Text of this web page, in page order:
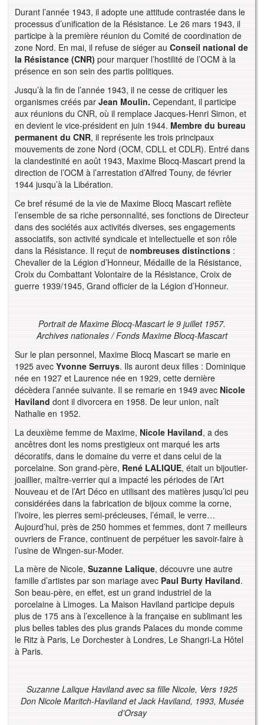
Durant l’année 1943, il adopte une attitude contrastée dans le
processus d’unification de la Résistance. Le 26 mars 1943, il
participe à la première réunion du Comité de coordination de
zone Nord. En mai, il refuse de siéger au Conseil national de
la Résistance (CNR) pour marquer l’hostilité de l’OCM à la
présence en son sein des partis politiques.
Jusqu’à la fin de l’année 1943, il ne cesse de critiquer les
organismes créés par Jean Moulin. Cependant, il participe
aux réunions du CNR, où il remplace Jacques-Henri Simon, et
en devient le vice-président en juin 1944. Membre du bureau
permanent du CNR, il représente les trois principaux
mouvements de zone Nord (OCM, CDLL et CDLR). Entré dans
la clandestinité en août 1943, Maxime Blocq-Mascart prend la
direction de l’OCM à l’arrestation d’Alfred Touny, de février
1944 jusqu’à la Libération.
Ce bref résumé de la vie de Maxime Blocq Mascart reflète
l’ensemble de sa riche personnalité, ses fonctions de Directeur
dans des sociétés aux activités diverses, ses engagements
associatifs, son activité syndicale et intellectuelle et son rôle
dans la Résistance. Il reçut de nombreuses distinctions :
Chevalier de la Légion d’Honneur, Médaille de la Résistance,
Croix du Combattant Volontaire de la Résistance, Croix de
guerre 1939/1945, Grand officier de la Légion d’Honneur.
Portrait de Maxime Blocq-Mascart le 9 juillet 1957.
Archives nationales / Fonds Maxime Blocq-Mascart
Sur le plan personnel, Maxime Blocq Mascart se marie en
1925 avec Yvonne Serruys. Ils auront deux filles : Dominique
née en 1927 et Laurence née en 1929, cette dernière
décèdera l’année suivante. Il se remarie en 1949 avec Nicole
Haviland dont il divorcera en 1958. De leur union, naît
Nathalie en 1952.
La deuxième femme de Maxime, Nicole Haviland, a des
ancêtres dont les noms prestigieux ont marqué les arts
décoratifs, dans le domaine du verre et dans celui de la
porcelaine. Son grand-père, René LALIQUE, était un bijoutier-
joaillier, maître-verrier qui a impacté les périodes de l’Art
Nouveau et de l’Art Déco en utilisant des matières jusqu’ici peu
considérées dans la fabrication de bijoux comme la corne,
l’ivoire, les pierres semi-précieuses, l’émail, le verre…
Aujourd’hui, près de 250 hommes et femmes, dont 7 meilleurs
ouvriers de France, continuent de perpétuer les savoir-faire à
l’usine de Wingen-sur-Moder.
La mère de Nicole, Suzanne Lalique, découvre une autre
famille d’artistes par son mariage avec Paul Burty Haviland.
Son beau-père, en effet, est un grand industriel de la
porcelaine à Limoges. La Maison Haviland participe depuis
plus de 175 ans à l’excellence à la française en sublimant les
plus belles tables des plus grands Palaces du monde comme
le Ritz à Paris, Le Dorchester à Londres, Le Shangri-La Hôtel
à Paris.
Suzanne Lalique Haviland avec sa fille Nicole, Vers 1925
Don Nicole Maritch-Haviland et Jack Haviland, 1993, Musée
d’Orsay